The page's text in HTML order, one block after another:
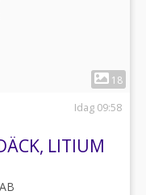
18
Idag 09:58
LITIUM